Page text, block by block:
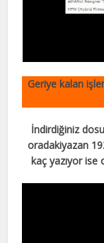
Geriye kalan
İndirdiğiniz
oradakiyazan
kaç yazıyor ise